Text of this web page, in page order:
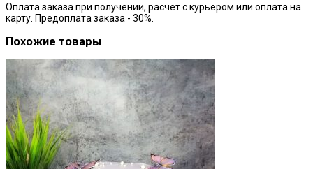
Оплата заказа при получении, расчет с курьером или оплата на
карту. Предоплата заказа - 30%.
Похожие товары